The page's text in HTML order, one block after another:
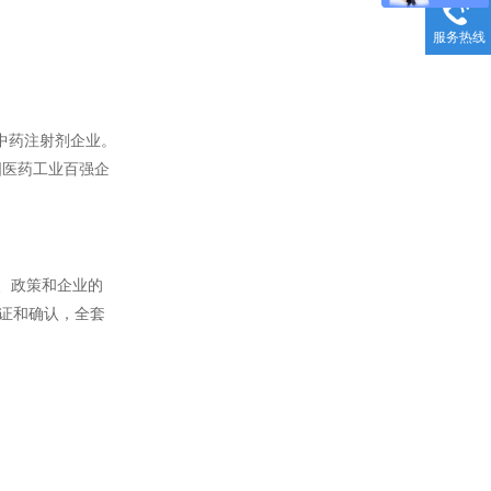
注射剂企业。
药工业百强企
政策和企业的
和确认，全套
服务热线